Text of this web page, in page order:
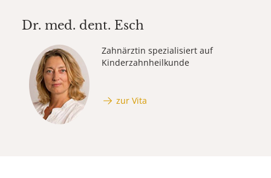
Dr. med. dent. Esch
Zahnärztin spezialisiert auf
Kinderzahnheilkunde
zur Vita